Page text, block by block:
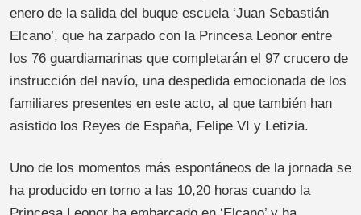
enero de la salida del buque escuela ‘Juan Sebastián
Elcano’, que ha zarpado con la Princesa Leonor entre
los 76 guardiamarinas que completarán el 97 crucero de
instrucción del navío, una despedida emocionada de los
familiares presentes en este acto, al que también han
asistido los Reyes de España, Felipe VI y Letizia.
Uno de los momentos más espontáneos de la jornada se
ha producido en torno a las 10,20 horas cuando la